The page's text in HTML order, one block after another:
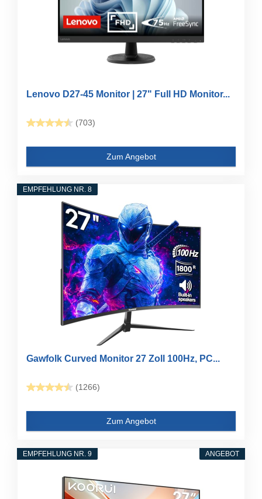
Lenovo D27-45 Monitor | 27" Full HD Monitor...
(703)
Zum Angebot
EMPFEHLUNG NR. 8
Gawfolk Curved Monitor 27 Zoll 100Hz, PC...
(1266)
Zum Angebot
ANGEBOT
EMPFEHLUNG NR. 9